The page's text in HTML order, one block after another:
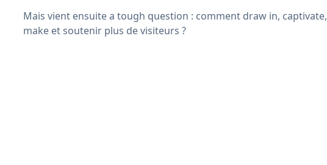
Mais vient ensuite a tough question : comment draw in, captivate,
make et soutenir plus de visiteurs ?